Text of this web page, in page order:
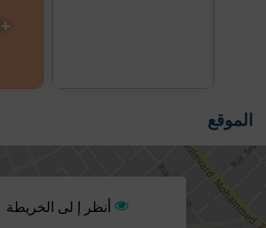
+3 صور
الموقع
أنظر إ لى الخريطة